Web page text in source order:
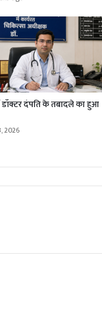
डॉक्टर दंपति के तबादले का हुआ
2026